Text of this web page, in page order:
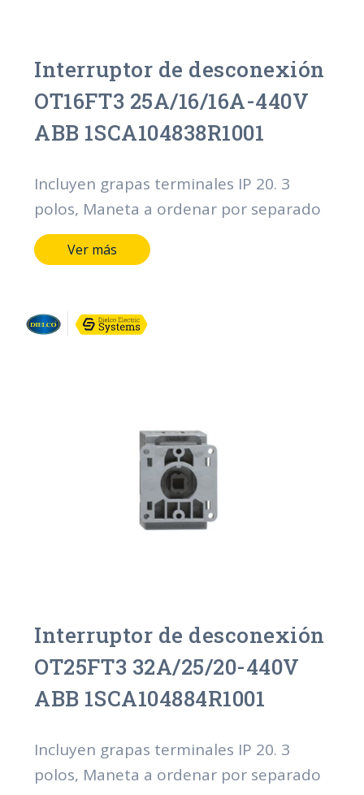
Interruptor de desconexión
OT16FT3 25A/16/16A-440V
ABB 1SCA104838R1001
Incluyen grapas terminales IP 20. 3
polos, Maneta a ordenar por separado
Ver más
Interruptor de desconexión
OT25FT3 32A/25/20-440V
ABB 1SCA104884R1001
Incluyen grapas terminales IP 20. 3
polos, Maneta a ordenar por separado